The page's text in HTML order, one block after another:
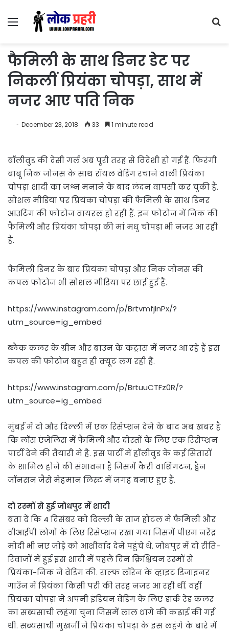
Menu
फैमिली के साथ डिनर डेट पर
निकलीं प्रियंका चोपड़ा, साथ में
नजर आए पति निक
December 23, 2018 33 1 minute read
बॉलीवुड की देसी गर्ल अब पूरी तरह से विदेशी हो गई हैं. फिरंगी
बाबू निक जोनस के साथ रॉयल वेडिंग रचाने वाली प्रियंका
चोपड़ा शादी का जश्न मनाने के बाद लंदन वापसी कर चुकी हैं.
सोशल मीडिया पर प्रियंका चोपड़ा की फैमिली के साथ डिनर
आउटिंग की फोटोज वायरल हो रही हैं. इन फोटोज में निक की
फैमिली और प्रियंका चोपड़ा की मां मधु चोपड़ा भी नजर आ रही
हैं.
फैमिली डिनर के बाद प्रियंका चोपड़ा और निक जोनस की
कपल फोटोज भी सोशल मीडिया पर छाई हुई हैं.
https://www.instagram.com/p/BrtvmfjlnPx/?
utm_source=ig_embed
ब्लैक कलर के ग्रीन और ब्राउन के कंट्रास में नजर आ रहे हैं इस
कपल की फोटोज बहुत ही क्यूट लग रही हैं.
https://www.instagram.com/p/BrtuuCTFz0R/?
utm_source=ig_embed
मुंबई में दो और दिल्ली में एक रिसेप्शन देने के बाद अब खबर है
कि लॉस एंजेलिस में फैमिली और दोस्तों के लिए एक रिसेप्शन
पार्टी देने की तैयारी में है. इस पार्टी में हॉलीवुड के कई सितारों
के शामिल होने की संभावना है जिसमें कैरी वाशिंगटन, ड्वैन
जॉनसन जैसे मेहमान लिस्ट में जगह बनाए हुए हैं.
दो रस्मों से हुई जोधपुर में शादी
बता दें कि 4 दिसंबर को दिल्ली के ताज होटल में फैमिली और
वीआईपी लोगों के लिए रिसेप्शन रखा गया जिसमें पीएम नरेंद्र
मोदी भी नए जोड़े को आशीर्वाद देने पहुंचे थे. जोधपुर में दो रीति-
रिवाजों में हुई इस शादी में पहले दिन क्रिश्चियन रस्मों से
प्रियंका-निक ने वेडिंग की. राल्फ लॉरेन के व्हाइट डिजाइनर
गाउॅन में प्रियंका किसी परी की तरह नजर आ रही थीं. वहीं
प्रियंका चोपड़ा ने अपनी इंडियन वेडिंग के लिए डार्क रेड कलर
का सब्यसाची लहंगा चुना जिसमें लाल धागे की कढ़ाई की गई
थी. सब्‍यसाची मुखर्जी ने प्रियंका चोपड़ा के इस लहंगे के बारे में